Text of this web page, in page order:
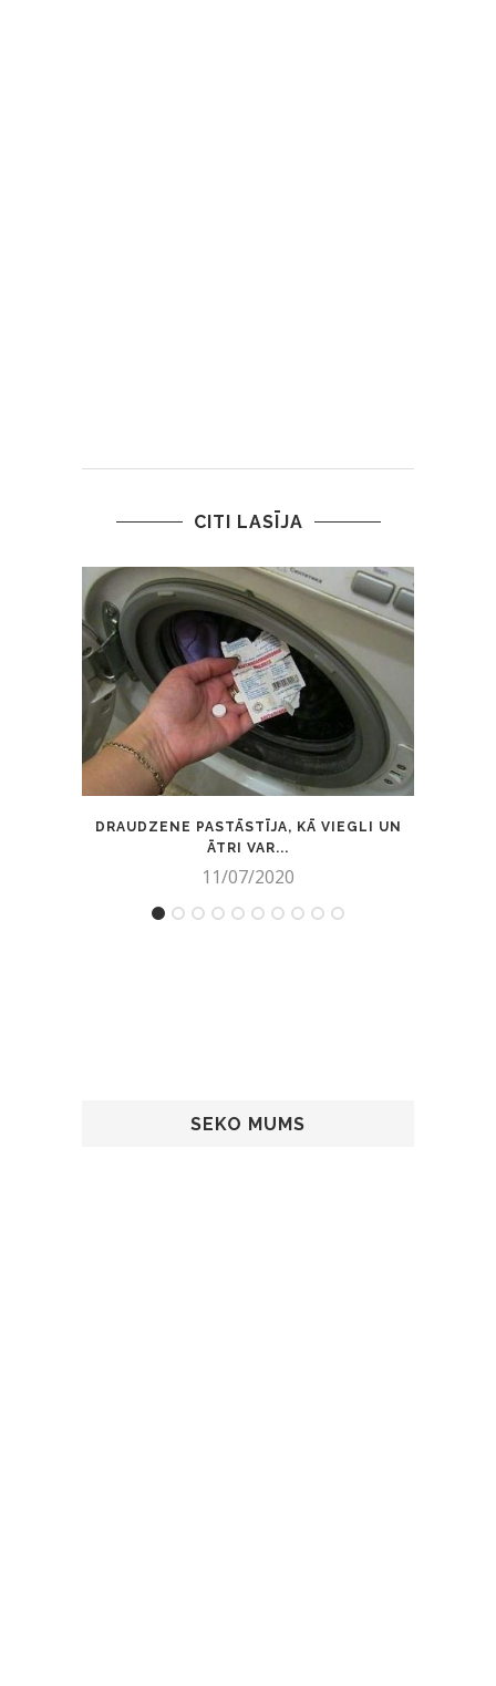
CITI LASĪJA
DRAUDZENE PASTĀSTĪJA, KĀ VIEGLI UN
ĀTRI VAR...
11/07/2020
SEKO MUMS